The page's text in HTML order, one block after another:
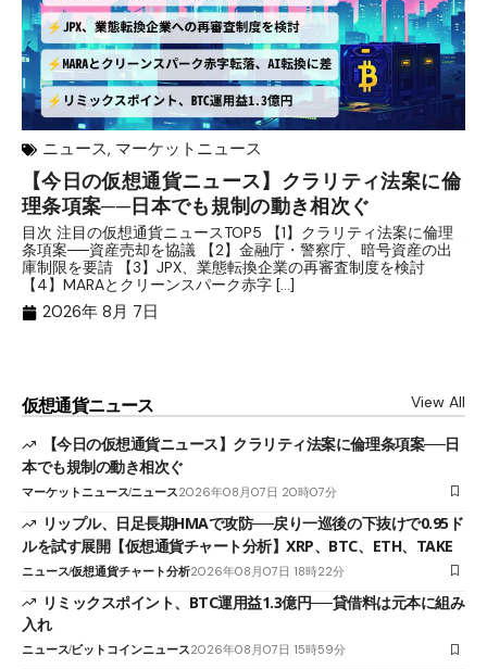
ニュース, マーケットニュース
【今日の仮想通貨ニュース】クラリティ法案に倫
理条項案──日本でも規制の動き相次ぐ
目次 注目の仮想通貨ニュースTOP5 【1】クラリティ法案に倫理
条項案──資産売却を協議 【2】金融庁・警察庁、暗号資産の出
庫制限を要請 【3】JPX、業態転換企業の再審査制度を検討
【4】MARAとクリーンスパーク赤字 […]
2026年 8月 7日
仮想通貨ニュース View All
【今日の仮想通貨ニュース】クラリティ法案に倫理条項案──日
本でも規制の動き相次ぐ
マーケットニュースニュース2026年08月07日 20時07分
リップル、日足長期HMAで攻防──戻り一巡後の下抜けで0.95ド
ルを試す展開【仮想通貨チャート分析】XRP、BTC、ETH、TAKE
ニュース仮想通貨チャート分析2026年08月07日 18時22分
リミックスポイント、BTC運用益1.3億円──貸借料は元本に組み
入れ
ニュースビットコインニュース2026年08月07日 15時59分